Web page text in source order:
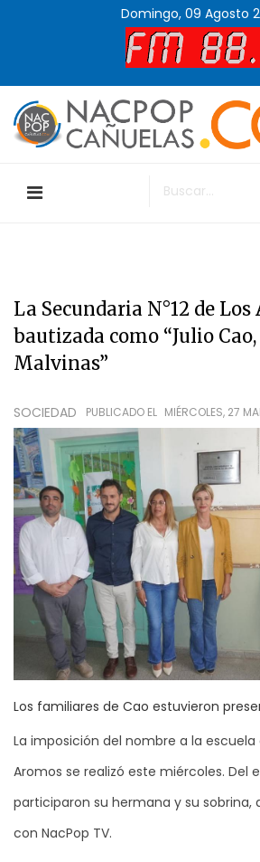
Domingo, 09 Agosto
La Secundaria N°12 de
bautizada como “Julio Cao,
Malvinas”
SOCIEDAD PUBLICADO EL MIÉRCOLES, 27
Los familiares de Cao estuvieron
La imposición del nombre a la escuela
Aromos se realizó este miércoles. Del
participaron su hermana y su sobrina,
con NacPop TV.